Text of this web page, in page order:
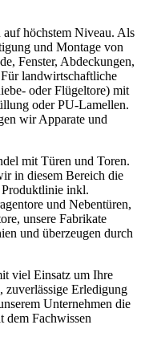
auf höchstem Niveau. Als
und Montage von
Fenster, Abdeckungen,
landwirtschaftliche
oder Flügeltore) mit
oder PU-Lamellen.
wir Apparate und
mit Türen und Toren.
in diesem Bereich die
Produktlinie inkl.
und Nebentüren,
unsere Fabrikate
und überzeugen durch
viel Einsatz um Ihre
zuverlässige Erledigung
Unternehmen die
dem Fachwissen